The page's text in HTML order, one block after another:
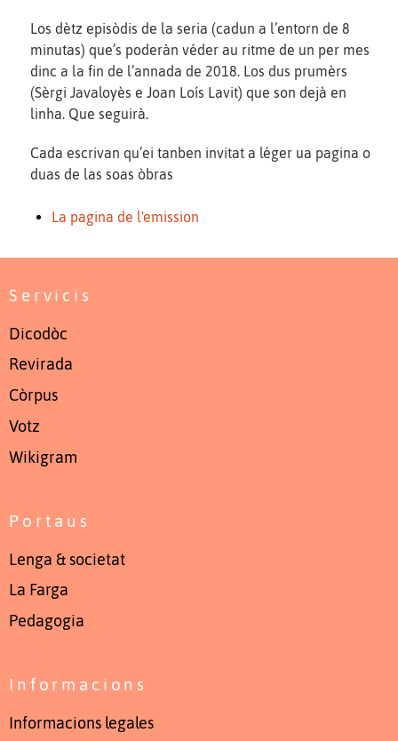
Los dètz episòdis de la seria (cadun a l’entorn de 8
minutas) que’s poderàn véder au ritme de un per mes
dinc a la fin de l’annada de 2018. Los dus prumèrs
(Sèrgi Javaloyès e Joan Loís Lavit) que son dejà en
linha. Que seguirà.
Cada escrivan qu’ei tanben invitat a léger ua pagina o
duas de las soas òbras
La pagina de l'emission
Servicis
Dicodòc
Revirada
Còrpus
Votz
Wikigram
Portaus
Lenga & societat
La Farga
Pedagogia
Informacions
Informacions legales